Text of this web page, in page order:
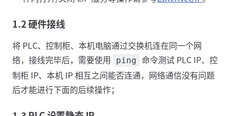
1.2 硬件接线
将 PLC、控制柜、本机电脑通过交换机连在同一个网
络，接线完毕后，需要使用
ping 命令测试 PLC IP、控
制柜 IP、本机 IP 相互之间能否连通，网络通信没有问题
后才能进行下面的后续操作；